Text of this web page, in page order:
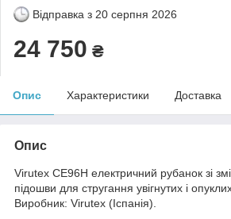
Відправка з 20 серпня 2026
24 750 ₴
Опис Характеристики Доставка
Опис
Virutex CE96H електричний рубанок зі
підошви для стругання увігнутих і
Виробник: Virutex (Іспанія).